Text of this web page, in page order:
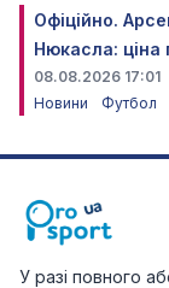
Офіційно.
Нюкасла:
08.08.2026 17:01
Новини
Футбол
У разі повного